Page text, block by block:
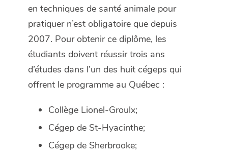
en techniques de santé animale pour
pratiquer n’est obligatoire que depuis
2007. Pour obtenir ce diplôme, les
étudiants doivent réussir trois ans
d’études dans l’un des huit cégeps qui
offrent le programme au Québec :
Collège Lionel-Groulx;
Cégep de St-Hyacinthe;
Cégep de Sherbrooke;